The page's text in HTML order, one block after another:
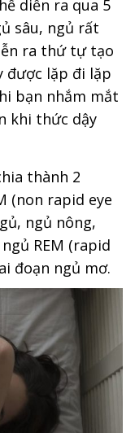
diễn ra qua 5
sâu, ngủ rất
ra thứ tự tạo
được lặp đi lặp
bạn nhắm mắt
khi thức dậy
thành 2
(non rapid eye
ngủ nông,
REM (rapid
đoạn ngủ mơ.